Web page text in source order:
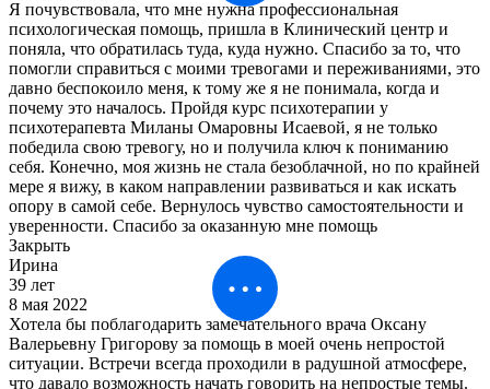
Я почувствовала, что мне нужна профессиональная
психологическая помощь, пришла в Клинический центр и
поняла, что обратилась туда, куда нужно. Спасибо за то, что
помогли справиться с моими тревогами и переживаниями, это
давно беспокоило меня, к тому же я не понимала, когда и
почему это началось. Пройдя курс психотерапии у
психотерапевта Миланы Омаровны Исаевой, я не только
победила свою тревогу, но и получила ключ к пониманию
себя. Конечно, моя жизнь не стала безоблачной, но по крайней
мере я вижу, в каком направлении развиваться и как искать
опору в самой себе. Вернулось чувство самостоятельности и
уверенности. Спасибо за оказанную мне помощь
Закрыть
Ирина
39 лет
8 мая 2022
Хотела бы поблагодарить замечательного врача Оксану
Валерьевну Григорову за помощь в моей очень непростой
ситуации. Встречи всегда проходили в радушной атмосфере,
что давало возможность начать говорить на непростые темы.